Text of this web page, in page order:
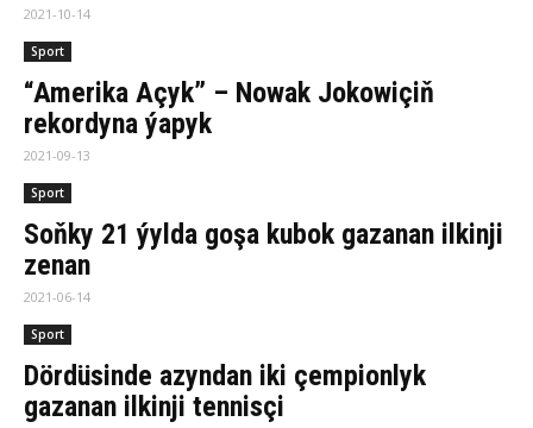
2021-10-14
Sport
“Amerika Açyk” – Nowak Jokowiçiň
rekordyna ýapyk
2021-09-13
Sport
Soňky 21 ýylda goşa kubok gazanan ilkinji
zenan
2021-06-14
Sport
Dördüsinde azyndan iki çempionlyk
gazanan ilkinji tennisçi